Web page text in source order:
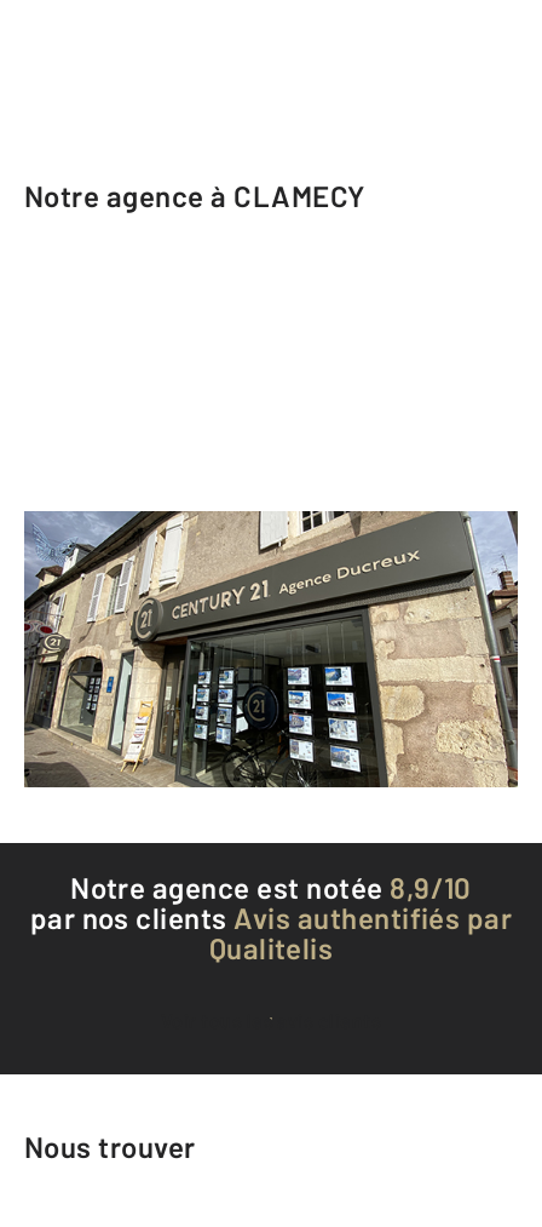
Notre agence à CLAMECY
CENTURY 21 Agence Ducreux
2 rue Marié Davy
CLAMECY - 58500
Envoyer un message
Téléphoner à l'agence
Notre agence est notée 8,9/10
par nos clients Avis authentifiés par
Qualitelis
Voir tous les avis clients
Nous trouver